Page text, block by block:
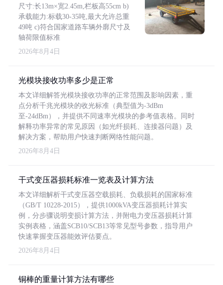
尺寸:长13m×宽2.45m,栏板高55cm b)
承载能力:标载30-35吨,最大允许总重
49吨 c)符合国家道路车辆外廓尺寸及
轴荷限值标准
2026年8月4日
光模块接收功率多少是正常
本文详细解答光模块接收功率的正常范围及影响因素，重
点分析千兆光模块的收光标准（典型值为-3dBm
至-24dBm），并提供不同速率光模块的参考值表格。同时
解释功率异常的常见原因（如光纤损耗、连接器问题）及
解决方案，帮助用户快速判断网络性能问题。
2026年8月4日
干式变压器损耗标准一览表及计算方法
本文详细解析干式变压器空载损耗、负载损耗的国家标准
（GB/T 10228-2015），提供1000kVA变压器损耗计算实
例，分步骤说明变损计算方法，并附电力变压器损耗计算
实例表格，涵盖SCB10/SCB13等常见型号参数，指导用户
快速掌握变压器能效评估要点。
2026年8月4日
铜棒的重量计算方法有哪些